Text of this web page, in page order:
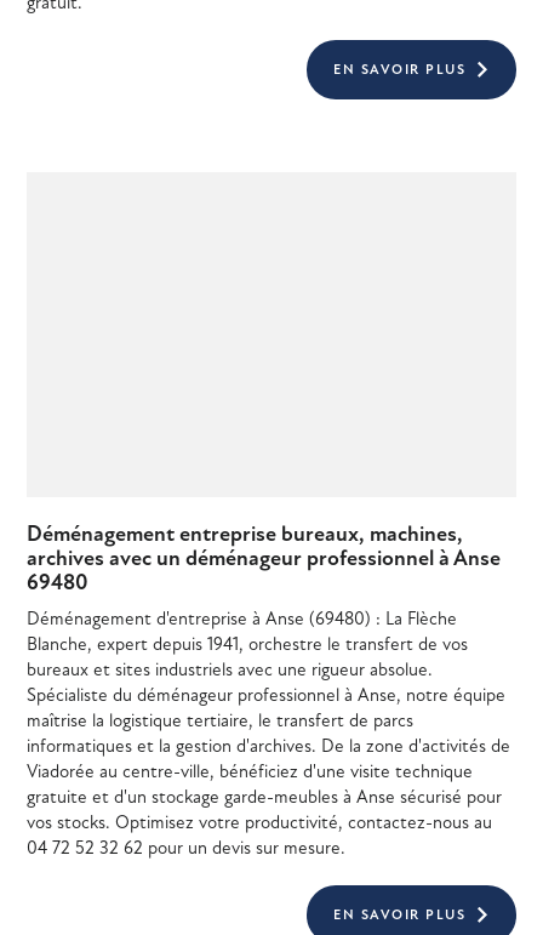
EN SAVOIR PLUS
Déménagement entreprise bureaux, machines,
archives avec un déménageur professionnel à Anse
69480
Déménagement d'entreprise à Anse (69480) : La Flèche
Blanche, expert depuis 1941, orchestre le transfert de vos
bureaux et sites industriels avec une rigueur absolue.
Spécialiste du déménageur professionnel à Anse, notre équipe
maîtrise la logistique tertiaire, le transfert de parcs
informatiques et la gestion d'archives. De la zone d'activités de
Viadorée au centre-ville, bénéficiez d'une visite technique
gratuite et d'un stockage garde-meubles à Anse sécurisé pour
vos stocks. Optimisez votre productivité, contactez-nous au
04 72 52 32 62 pour un devis sur mesure.
EN SAVOIR PLUS